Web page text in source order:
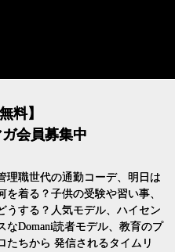
料】
会員募集中
理職世代の通勤コーデ、明日は
を着る？子供の受験や習い事、
うする？人気モデル、ハイセン
なDomani読者モデル、教育のプ
たちから 発信されるタイムリ